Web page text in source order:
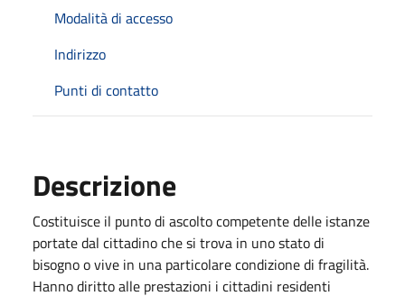
Modalità di accesso
Indirizzo
Punti di contatto
Descrizione
Costituisce il punto di ascolto competente delle istanze
portate dal cittadino che si trova in uno stato di
bisogno o vive in una particolare condizione di fragilità.
Hanno diritto alle prestazioni i cittadini residenti